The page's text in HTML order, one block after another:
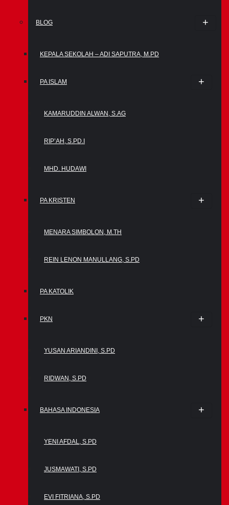
BLOG
KEPALA SEKOLAH – ADI SAPUTRA, M.PD
PA ISLAM
KAMARUDDIN ALWAN, S.AG
RIP’AH, S.PD.I
MHD. HUDAWI
PA KRISTEN
MENARA SIMBOLON, M.TH
REIN LENON MANULLANG, S.PD
PA KATOLIK
PKN
YUSAN ARIANDINI, S.PD
RIDWAN, S.PD
BAHASA INDONESIA
YENI AFDAL, S.PD
JUSMAWATI, S.PD
EVI FITRIANA, S.PD